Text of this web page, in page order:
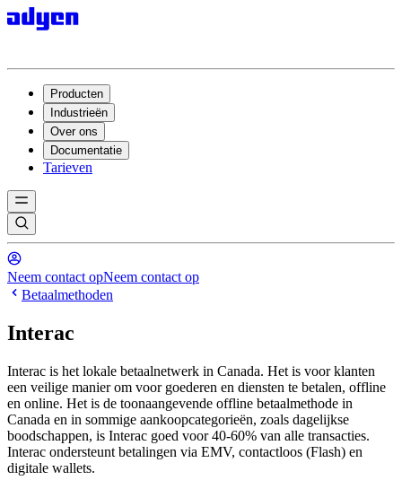
Producten
Industrieën
Over ons
Documentatie
Tarieven
Neem contact opNeem contact op
Betaalmethoden
Interac
Interac is het lokale betaalnetwerk in Canada. Het is voor klanten
een veilige manier om voor goederen en diensten te betalen, offline
en online. Het is de toonaangevende offline betaalmethode in
Canada en in sommige aankoopcategorieën, zoals dagelijkse
boodschappen, is Interac goed voor 40-60% van alle transacties.
Interac ondersteunt betalingen via EMV, contactloos (Flash) en
digitale wallets.